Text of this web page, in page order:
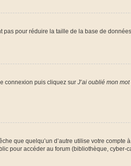
pas pour réduire la taille de la base de
connexion puis cliquez sur J’ai oublié mon
que quelqu’un d’autre utilise votre compte
pour accéder au forum (bibliothèque, cyber-